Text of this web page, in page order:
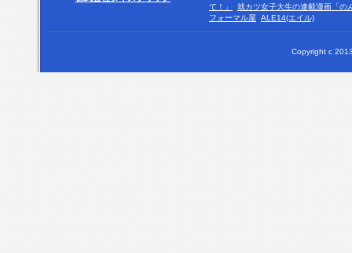
て！」
就カツ女子大生の連載漫画「の
フォーマル屋
ALE14(エイル)
Copyright c